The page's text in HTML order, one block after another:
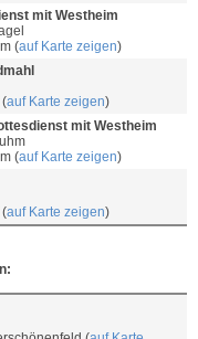
mit Westheim
(auf Karte zeigen)
(auf Karte zeigen)
mit Westheim
(auf Karte zeigen)
(auf Karte zeigen)